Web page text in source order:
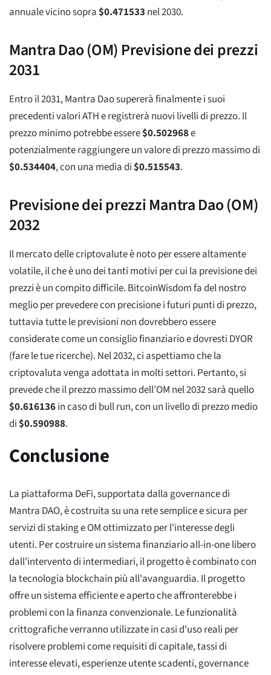
annuale vicino sopra$0.471533 nel 2030.
Mantra Dao (OM) Previsione dei prezzi
2031
Entro il 2031, Mantra Dao supererà finalmente i suoi
precedenti valori ATH e registrerà nuovi livelli di prezzo. Il
prezzo minimo potrebbe essere$0.502968e
potenzialmente raggiungere un valore di prezzo massimo di
$0.534404, con una media di$0.515543.
Previsione dei prezzi Mantra Dao (OM)
2032
Il mercato delle criptovalute è noto per essere altamente
volatile, il che è uno dei tanti motivi per cui la previsione dei
prezzi è un compito difficile. BitcoinWisdom fa del nostro
meglio per prevedere con precisione i futuri punti di prezzo,
tuttavia tutte le previsioni non dovrebbero essere
considerate come un consiglio finanziario e dovresti DYOR
(fare le tue ricerche). Nel 2032, ci aspettiamo che la
criptovaluta venga adottata in molti settori. Pertanto, si
prevede che il prezzo massimo dell’OM nel 2032 sarà quello
$0.616136in caso di bull run, con un livello di prezzo medio
di$0.590988.
Conclusione
La piattaforma DeFi, supportata dalla governance di
Mantra DAO, è costruita su una rete semplice e sicura per
servizi di staking e OM ottimizzato per l'interesse degli
utenti. Per costruire un sistema finanziario all-in-one libero
dall'intervento di intermediari, il progetto è combinato con
la tecnologia blockchain più all'avanguardia. Il progetto
offre un sistema efficiente e aperto che affronterebbe i
problemi con la finanza convenzionale. Le funzionalità
crittografiche verranno utilizzate in casi d'uso reali per
risolvere problemi come requisiti di capitale, tassi di
interesse elevati, esperienze utente scadenti, governance